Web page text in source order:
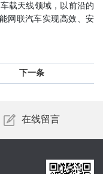
载天线领域，以前沿的
网联汽车实现高效、安
下一条
在线留言